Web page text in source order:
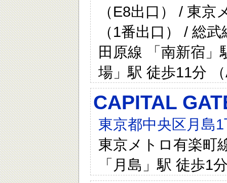
（E8出口） / 東
（1番出口） / 総
田原線 「南新宿」
場」駅 徒歩11分
CAPITAL
東京都中央区月島
東京メトロ有楽町
「月島」駅 徒歩1